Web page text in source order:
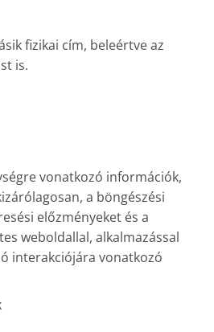
fizikai cím, beleértve az
is.
vonatkozó információk,
a böngészési
előzményeket és a
weboldallal, alkalmazással
interakciójára vonatkozó